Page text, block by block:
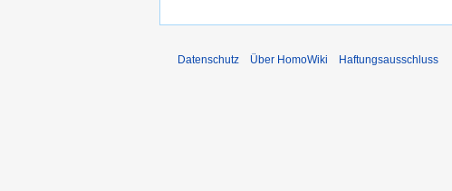
Datenschutz Über HomoWiki Haftungsausschluss